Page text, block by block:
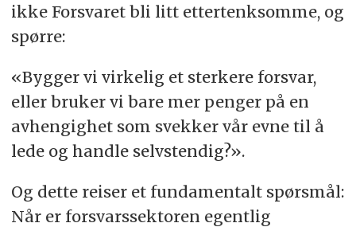
ikke Forsvaret bli litt ettertenksomme, og
spørre:
«Bygger vi virkelig et sterkere forsvar,
eller bruker vi bare mer penger på en
avhengighet som svekker vår evne til å
lede og handle selvstendig?».
Og dette reiser et fundamentalt spørsmål:
Når er forsvarssektoren egentlig